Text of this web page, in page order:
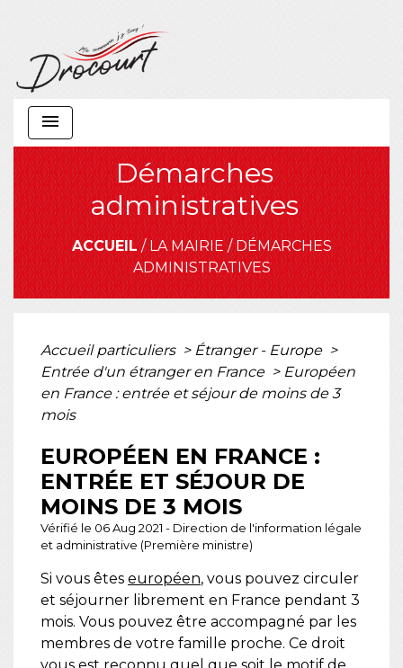
menu
Démarches
administratives
ACCUEIL/LA MAIRIE/DÉMARCHES
ADMINISTRATIVES
Accueil particuliers > Étranger - Europe >
Entrée d'un étranger en France > Européen
en France : entrée et séjour de moins de 3
mois
EUROPÉEN EN FRANCE :
ENTRÉE ET SÉJOUR DE
MOINS DE 3 MOIS
Vérifié le 06 Aug 2021 - Direction de l'information légale
et administrative (Première ministre)
Si vous êtes européen, vous pouvez circuler
et séjourner librement en France pendant 3
mois. Vous pouvez être accompagné par les
membres de votre famille proche. Ce droit